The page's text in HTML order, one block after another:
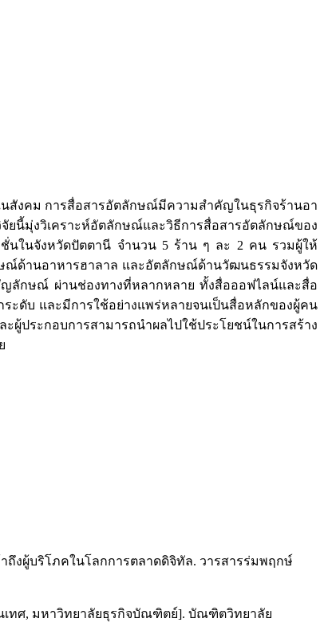
คม การสื่อสารอัตลักษณ์มีความสำคัญในธุรกิจร้านอา
ยนี้มุ่งวิเคราะห์อัตลักษณ์และวิธีการสื่อสารอัตลักษณ์ของ
นในจังหวัดปัตตานี จำนวน 5 ร้าน ๆ ละ 2 คน รวมผู้ให้
ด้านอาหารฮาลาล และอัตลักษณ์ด้านวัฒนธรรมจังหวัด
ลักษณ์ ผ่านช่องทางที่หลากหลาย ทั้งสื่อออฟไลน์และสื่อ
ะดับ และมีการใช้อย่างแพร่หลายจนเป็นสื่อหลักของผู้คน
ระกอบการสามารถนำผลไปใช้ประโยชน์ในการสร้าง
ถึงผู้บริโภคในโลกการตลาดดิจิทัล. วารสารร่มพฤกษ์
นเทศ, มหาวิทยาลัยธุรกิจบัณฑิตย์]. บัณฑิตวิทยาลัย